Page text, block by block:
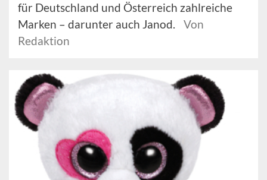
für Deutschland und Österreich zahlreiche
Marken – darunter auch Janod.
Von
Redaktion